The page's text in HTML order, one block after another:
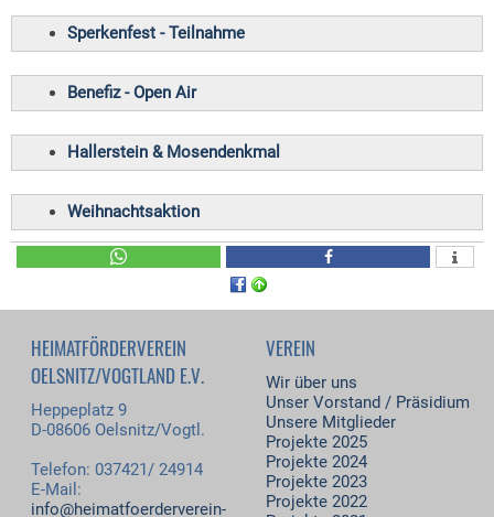
Sperkenfest - Teilnahme
Benefiz - Open Air
Hallerstein & Mosendenkmal
Weihnachtsaktion
HEIMATFÖRDERVEREIN
OELSNITZ/VOGTLAND E.V.
Heppeplatz 9
D-08606 Oelsnitz/Vogtl.
Telefon: 037421/ 24914
E-Mail:
info@heimatfoerderverein-
VEREIN
Wir über uns
Unser Vorstand / Präsidium
Unsere Mitglieder
Projekte 2025
Projekte 2024
Projekte 2023
Projekte 2022